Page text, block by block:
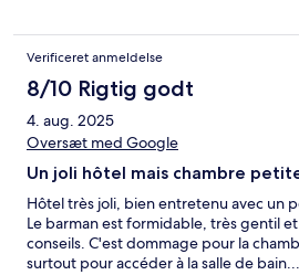
Verificeret anmeldelse
8/10 Rigtig godt
4. aug. 2025
Oversæt med Google
Un joli hôtel mais chambre
Hôtel très joli, bien entretenu avec un
Le barman est formidable, très gentil
conseils. C'est dommage pour la
surtout pour accéder à la salle de